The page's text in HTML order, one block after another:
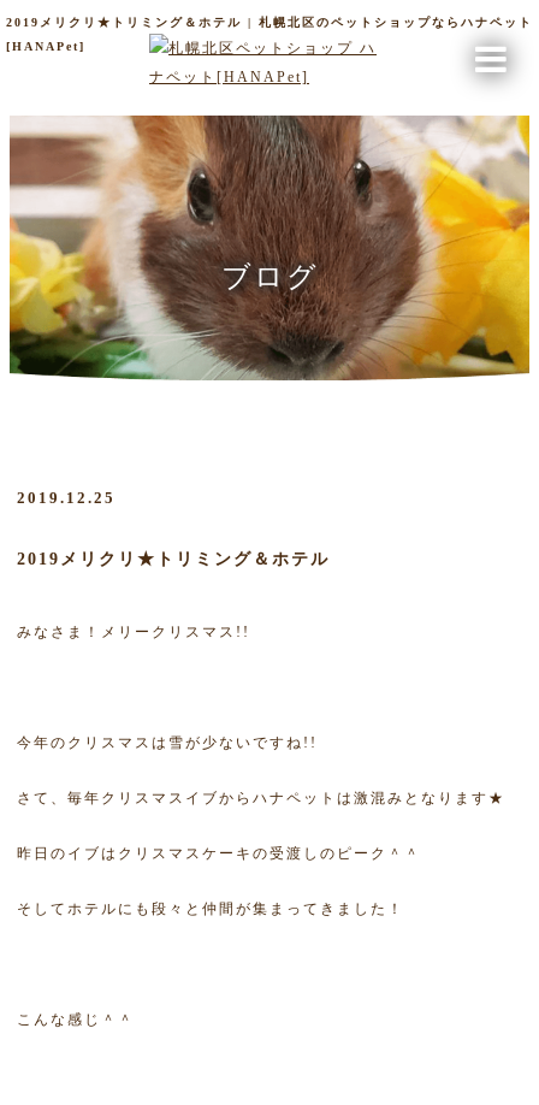
2019メリクリ★トリミング＆ホテル | 札幌北区のペットショップならハナペット
[HANAPet]
ブログ
2019.12.25
2019メリクリ★トリミング＆ホテル
みなさま！メリークリスマス!!
今年のクリスマスは雪が少ないですね!!
さて、毎年クリスマスイブからハナペットは激混みとなります★
昨日のイブはクリスマスケーキの受渡しのピーク＾＾
そしてホテルにも段々と仲間が集まってきました！
こんな感じ＾＾